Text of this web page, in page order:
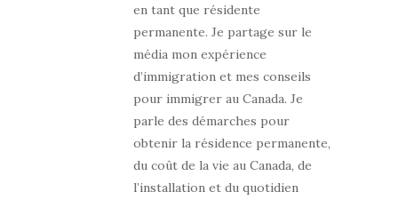
en tant que résidente
permanente. Je partage sur le
média mon expérience
d’immigration et mes conseils
pour immigrer au Canada. Je
parle des démarches pour
obtenir la résidence permanente,
du coût de la vie au Canada, de
l’installation et du quotidien